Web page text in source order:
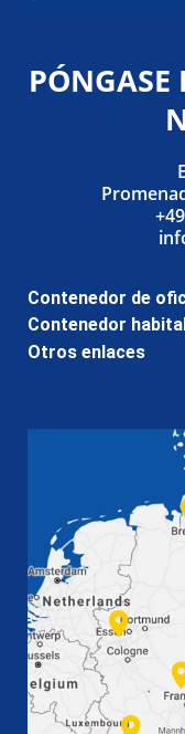
PÓNGASE
Contenedor de
Contenedor
Otros enlaces